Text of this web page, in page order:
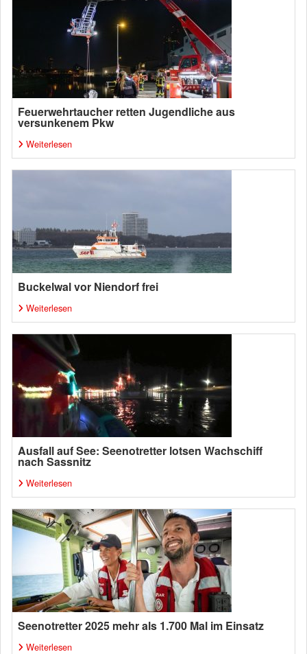
Feuerwehrtaucher retten Jugendliche aus
versunkenem Pkw
Weiterlesen
Buckelwal vor Niendorf frei
Weiterlesen
Ausfall auf See: Seenotretter lotsen Wachschiff
nach Sassnitz
Weiterlesen
Seenotretter 2025 mehr als 1.700 Mal im Einsatz
Weiterlesen